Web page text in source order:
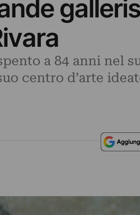
a 84 anni nel
centro d’arte